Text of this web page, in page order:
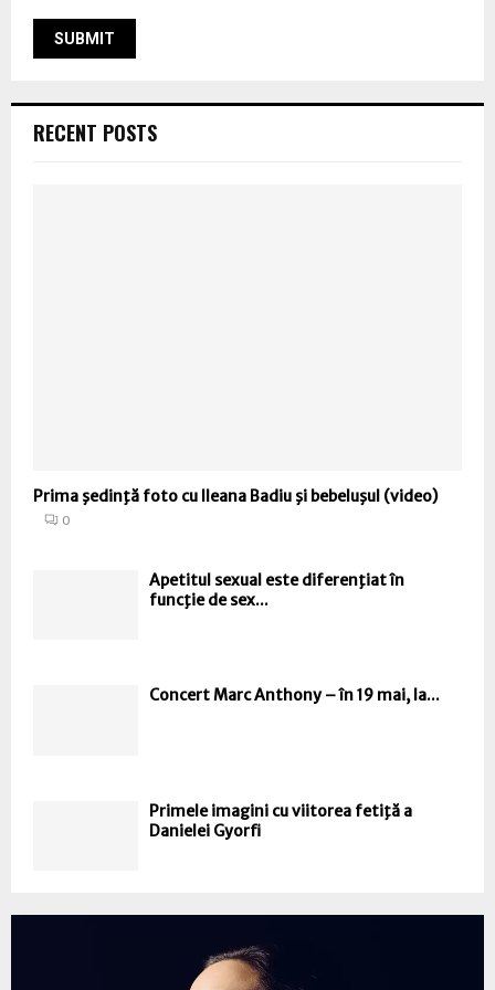
RECENT POSTS
Prima şedinţă foto cu Ileana Badiu şi bebeluşul (video)
0
Apetitul sexual este diferenţiat în
funcţie de sex...
Concert Marc Anthony – în 19 mai, la...
Primele imagini cu viitorea fetiţă a
Danielei Gyorfi